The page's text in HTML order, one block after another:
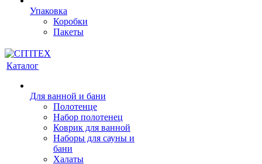
Упаковка
Коробки
Пакеты
Каталог
Для ванной и бани
Полотенце
Набор полотенец
Коврик для ванной
Наборы для сауны и
бани
Халаты